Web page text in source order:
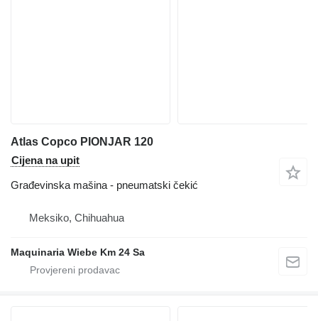
Atlas Copco PIONJAR 120
Cijena na upit
Građevinska mašina - pneumatski čekić
Meksiko, Chihuahua
Maquinaria Wiebe Km 24 Sa